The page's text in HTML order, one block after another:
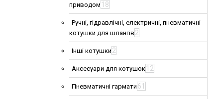
приводом 18
Ручні, гідравлічні, електричні, пневматичні
котушки для шлангів 2
Інші котушки 2
Аксесуари для котушок 12
Пневматичні гармати 61